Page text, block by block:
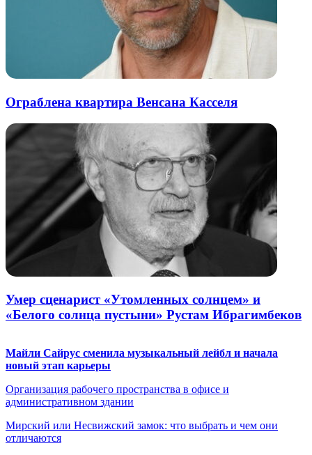
Ограблена квартира Венсана Касселя
Умер сценарист «Утомленных солнцем» и
«Белого солнца пустыни» Рустам Ибрагимбеков
Майли Сайрус сменила музыкальный лейбл и начала
новый этап карьеры
Организация рабочего пространства в офисе и
административном здании
Мирский или Несвижский замок: что выбрать и чем они
отличаются